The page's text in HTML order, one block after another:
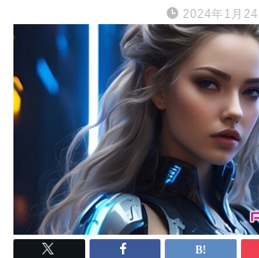
2024年1月24